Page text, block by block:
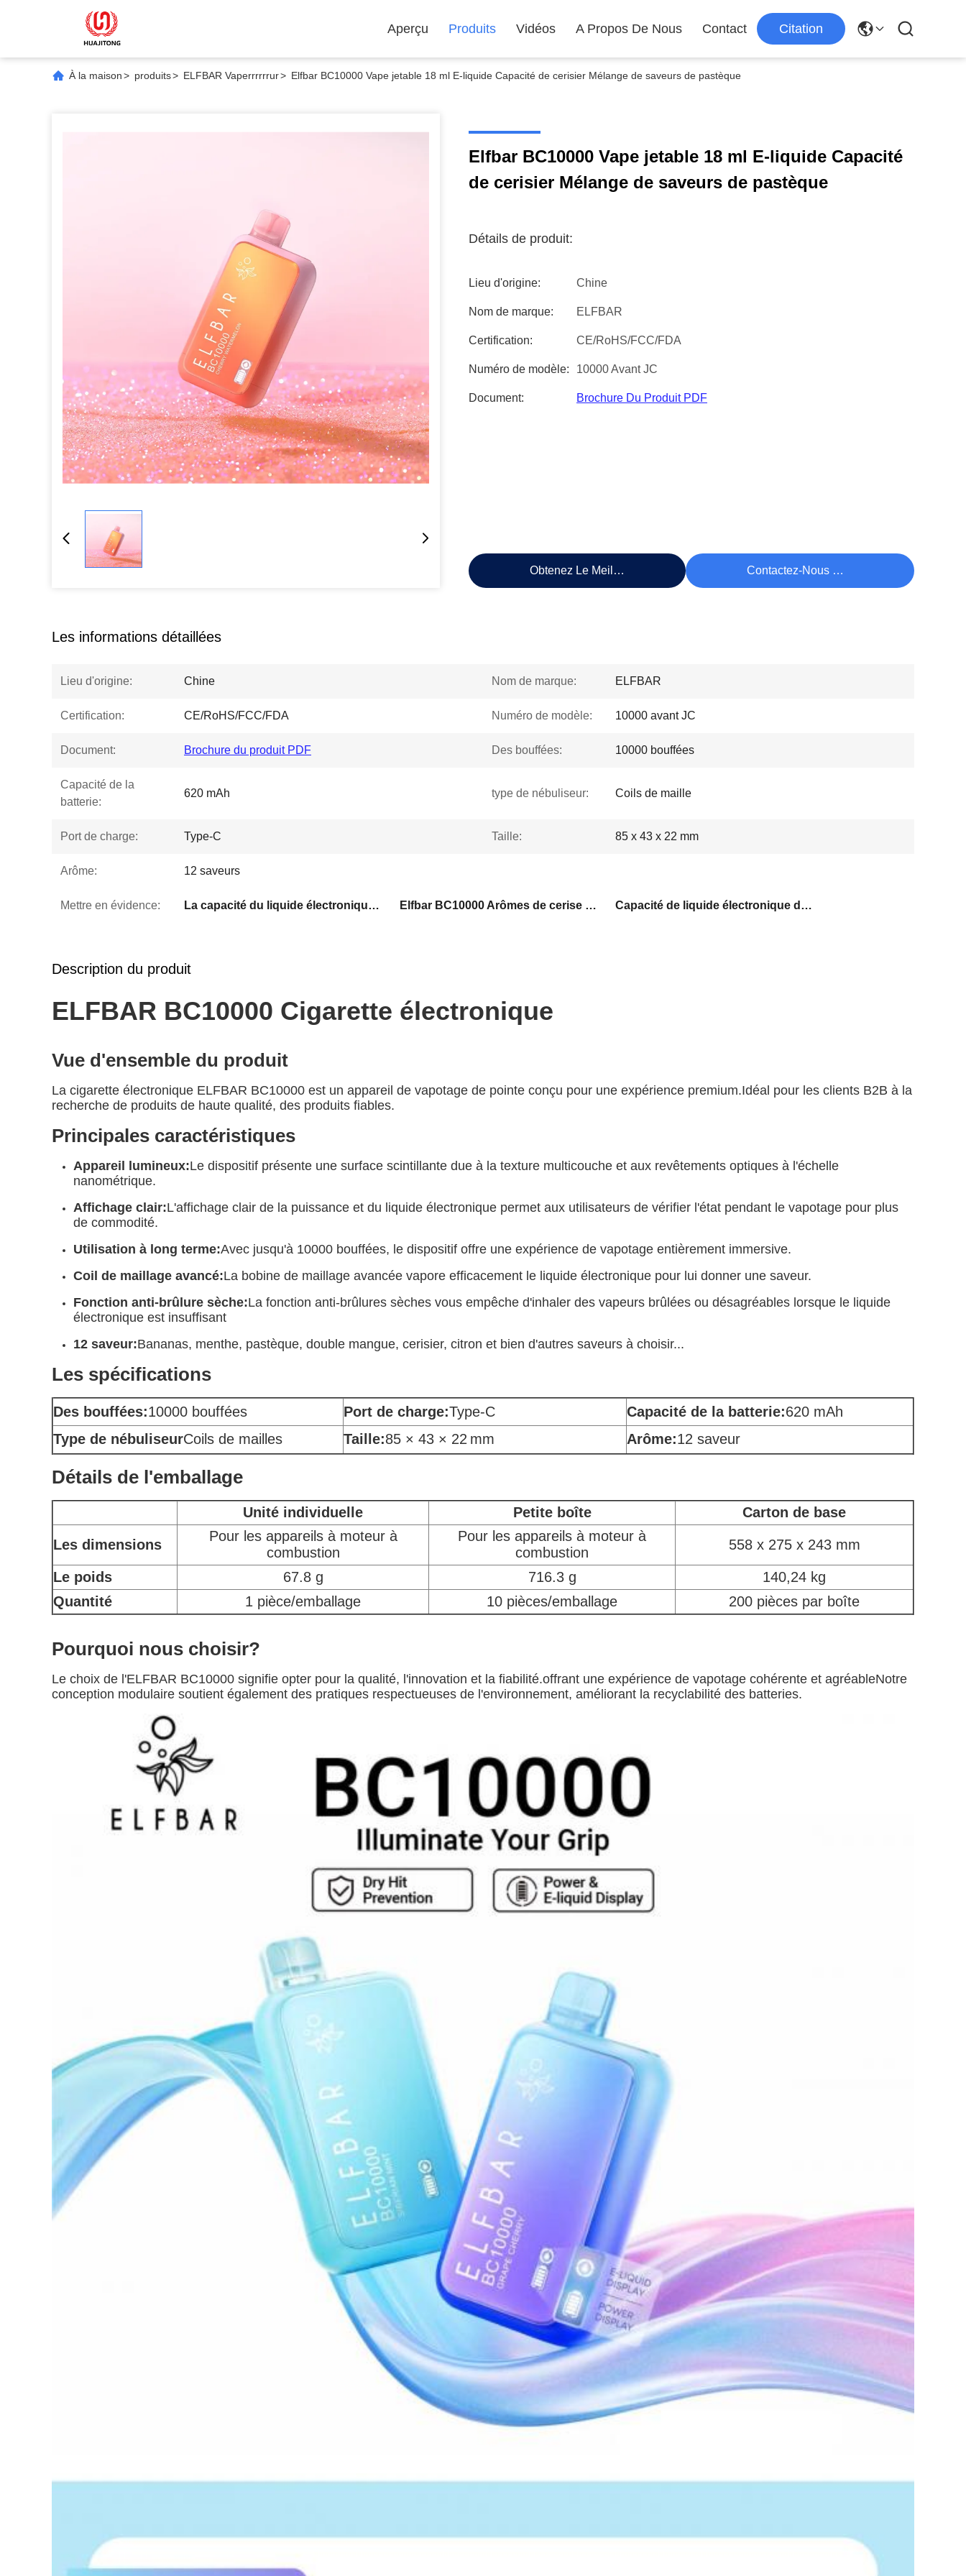
Aperçu Produits Vidéos A Propos De Nous Contact Citation
À la maison> produits> ELFBAR Vaperrrrrrur> Elfbar BC10000 Vape jetable 18 ml E-liquide Capacité de cerisier Mélange de saveurs de pastèque
Elfbar BC10000 Vape jetable 18 ml E-liquide Capacité
de cerisier Mélange de saveurs de pastèque
Détails de produit:
Lieu d'origine: Chine
Nom de marque: ELFBAR
Certification: CE/RoHS/FCC/FDA
Numéro de modèle: 10000 Avant JC
Document: Brochure Du Produit PDF
Obtenez Le Meilleur Prix Contactez-Nous Maintenant
Les informations détaillées
Lieu d'origine: Chine Nom de marque: ELFBAR
Certification: CE/RoHS/FCC/FDA Numéro de modèle: 10000 avant JC
Document: Brochure du produit PDF Des bouffées: 10000 bouffées
Capacité de la
batterie:
620 mAh type de nébuliseur: Coils de maille
Port de charge: Type-C Taille: 85 x 43 x 22 mm
Arôme: 12 saveurs
Mettre en évidence: La capacité du liquide électronique Elfbar BC10000 de 18 ml Elfbar BC10000 Arômes de cerise et de pastèque Capacité de liquide électronique de 18 ml Elfbar BC10000
Description du produit
ELFBAR BC10000 Cigarette électronique
Vue d'ensemble du produit
La cigarette électronique ELFBAR BC10000 est un appareil de vapotage de pointe conçu pour une expérience premium.Idéal pour les clients B2B à la
recherche de produits de haute qualité, des produits fiables.
Principales caractéristiques
Appareil lumineux:Le dispositif présente une surface scintillante due à la texture multicouche et aux revêtements optiques à l'échelle
nanométrique.
Affichage clair:L'affichage clair de la puissance et du liquide électronique permet aux utilisateurs de vérifier l'état pendant le vapotage pour plus
de commodité.
Utilisation à long terme:Avec jusqu'à 10000 bouffées, le dispositif offre une expérience de vapotage entièrement immersive.
Coil de maillage avancé:La bobine de maillage avancée vapore efficacement le liquide électronique pour lui donner une saveur.
Fonction anti-brûlure sèche:La fonction anti-brûlures sèches vous empêche d'inhaler des vapeurs brûlées ou désagréables lorsque le liquide
électronique est insuffisant
12 saveur:Bananas, menthe, pastèque, double mangue, cerisier, citron et bien d'autres saveurs à choisir...
Les spécifications
Des bouffées:10000 bouffées Port de charge:Type-C Capacité de la batterie:620 mAh
Type de nébuliseurCoils de mailles Taille:85 × 43 × 22 mm Arôme:12 saveur
Détails de l'emballage
Unité individuelle Petite boîte Carton de base
Les dimensions
Pour les appareils à moteur à
combustion
Pour les appareils à moteur à
combustion
558 x 275 x 243 mm
Le poids 67.8 g 716.3 g
140,24 kg
Quantité
1 pièce/emballage 10 pièces/emballage 200 pièces par boîte
Pourquoi nous choisir?
Le choix de l'ELFBAR BC10000 signifie opter pour la qualité, l'innovation et la fiabilité.offrant une expérience de vapotage cohérente et agréableNotre
conception modulaire soutient également des pratiques respectueuses de l'environnement, améliorant la recyclabilité des batteries.